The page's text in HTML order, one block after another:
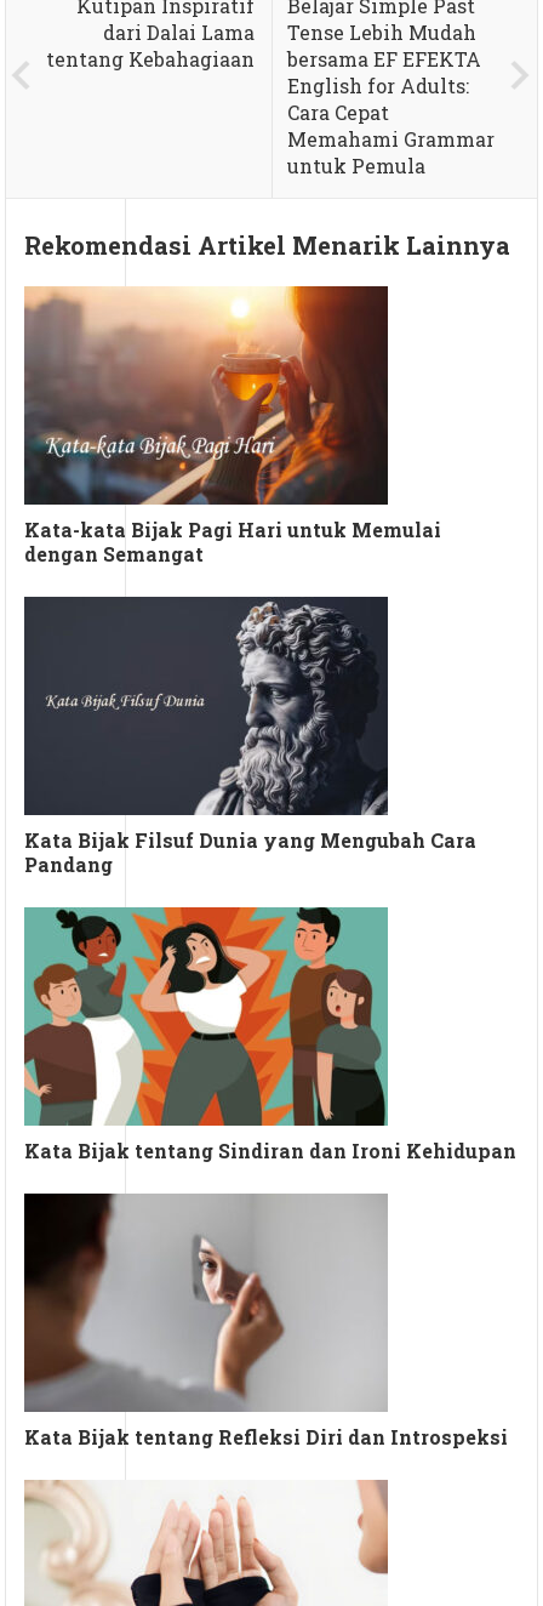
Kutipan Inspiratif
dari Dalai Lama
tentang Kebahagiaan
Belajar Simple Past
Tense Lebih Mudah
bersama EF EFEKTA
English for Adults:
Cara Cepat
Memahami Grammar
untuk Pemula
Rekomendasi Artikel Menarik Lainnya
Kata-kata Bijak Pagi Hari untuk Memulai
dengan Semangat
Kata Bijak Filsuf Dunia yang Mengubah Cara
Pandang
Kata Bijak tentang Sindiran dan Ironi Kehidupan
Kata Bijak tentang Refleksi Diri dan Introspeksi